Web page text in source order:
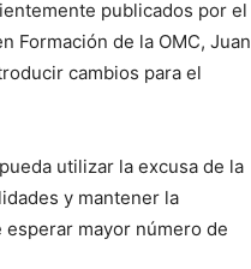
publicados por el
Formación de la OMC, Juan
cambios para el
utilizar la excusa de la
y mantener la
mayor número de